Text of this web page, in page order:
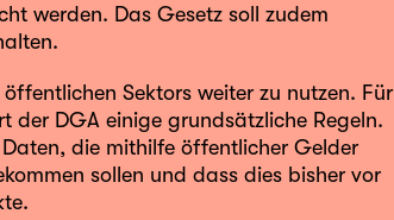
werden. Das Gesetz soll zudem
Sektors weiter zu nutzen. Für
der DGA einige grundsätzliche Regeln.
die mithilfe öffentlicher Gelder
sollen und dass dies bisher vor